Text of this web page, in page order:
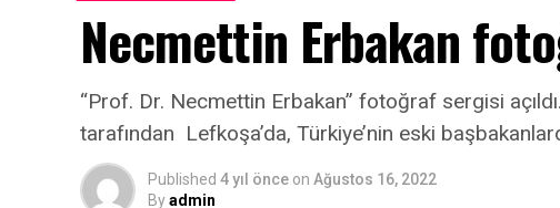
Necmettin Erbakan
“Prof. Dr. Necmettin Erbakan” fotoğraf sergisi
tarafından Lefkoşa’da, Türkiye’nin eski
Published 4 yıl önce on Ağustos 16, 2022
Byadmin